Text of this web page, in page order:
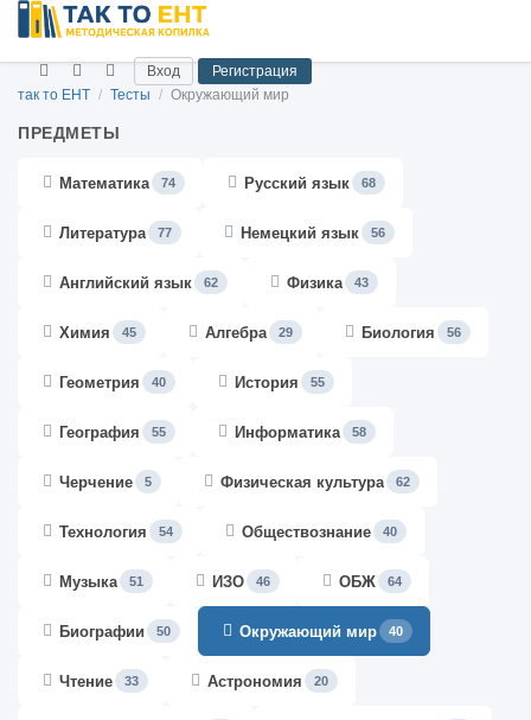
Вход
Регистрация
так то ЕНТ / Тесты / Окружающий мир
ПРЕДМЕТЫ
Математика 74 Русский язык 68
Литература 77 Немецкий язык 56
Английский язык 62 Физика 43
Химия 45 Алгебра 29 Биология 56
Геометрия 40 История 55
География 55 Информатика 58
Черчение 5 Физическая культура 62
Технология 54 Обществознание 40
Музыка 51 ИЗО 46 ОБЖ 64
Биографии 50 Окружающий мир 40
Чтение 33 Астрономия 20